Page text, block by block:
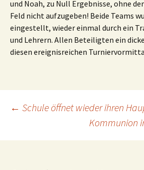
und Noah, zu Null Ergebnisse, ohne
Feld nicht aufzugeben! Beide Teams
eingestellt, wieder einmal durch ein
und Lehrern. Allen Beteiligten ein
diesen ereignisreichen
← Schule öffnet wieder ihren
Kommunion